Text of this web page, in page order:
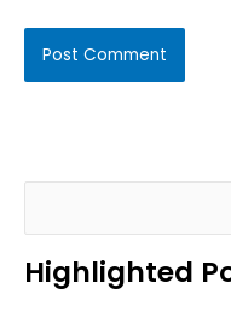
Highlighted